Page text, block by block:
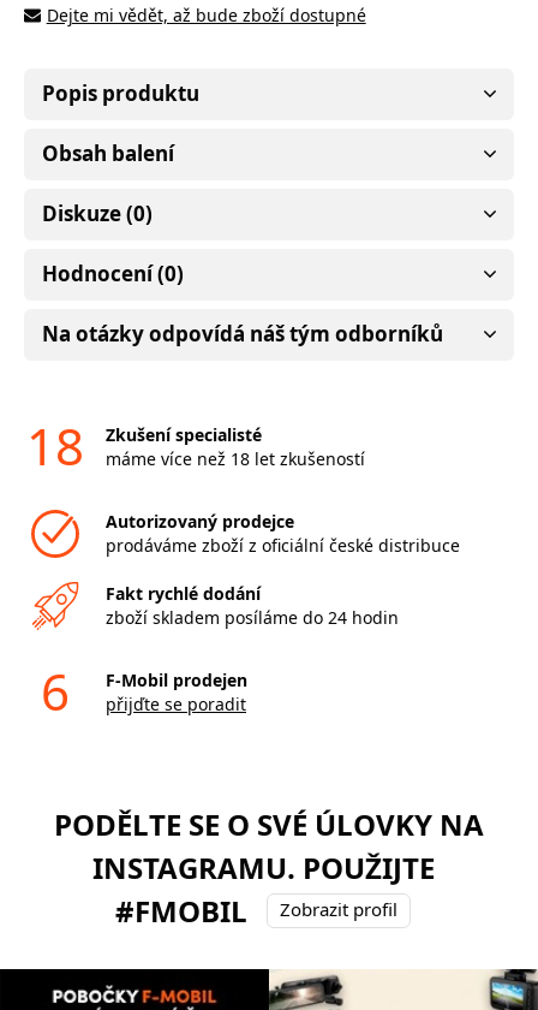
Dejte mi vědět, až bude zboží dostupné
Popis produktu
Obsah balení
Diskuze (0)
Hodnocení (0)
Na otázky odpovídá náš tým odborníků
18
Zkušení specialisté
máme více než 18 let zkušeností
Autorizovaný prodejce
prodáváme zboží z oficiální české distribuce
Fakt rychlé dodání
zboží skladem posíláme do 24 hodin
6
F-Mobil prodejen
přijďte se poradit
PODĚLTE SE O SVÉ ÚLOVKY NA
INSTAGRAMU. POUŽIJTE
#FMOBIL
Zobrazit profil